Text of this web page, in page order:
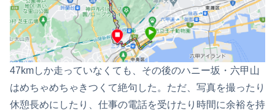
47kmしか走っていなくても、その後のハニー坂・六甲山
はめちゃめちゃきつくて絶句した。ただ、写真を撮ったり
休憩長めにしたり、仕事の電話を受けたり時間に余裕を持